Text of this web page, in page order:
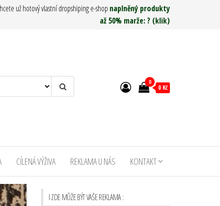
už hotový vlastní dropshiping e-shop naplněný produkty
až 50% marže: ? (klik)
0
0 Kč
CÍLENÁ VÝŽIVA REKLAMA U NÁS KONTAKT
I ZDE MŮŽE BÝT VAŠE REKLAMA :